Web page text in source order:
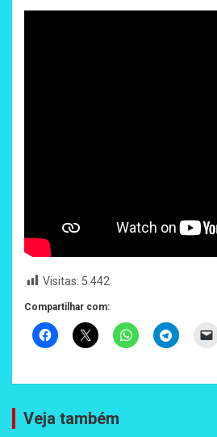
Visitas: 5.442
Compartilhar com:
Veja também